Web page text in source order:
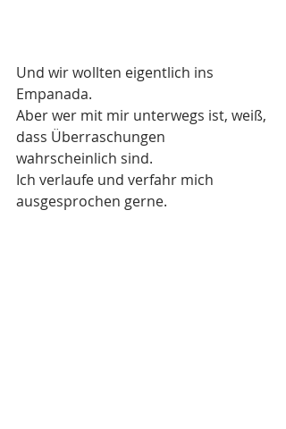
Und wir wollten eigentlich ins
Empanada.
Aber wer mit mir unterwegs ist, weiß,
dass Überraschungen
wahrscheinlich sind.
Ich verlaufe und verfahr mich
ausgesprochen gerne.